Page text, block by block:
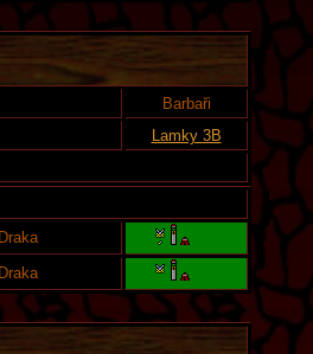
Barbaři
Lamky 3B